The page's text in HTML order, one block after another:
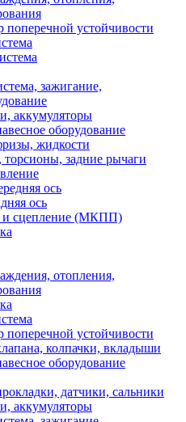
поперечной устойчивости
зажигание,
аккумуляторы
оборудование
жидкости
торсионы, задние рычаги
ось
ось
и сцепление (МКПП)
отопления,
поперечной устойчивости
колпачки, вкладыши
оборудование
датчики, сальники
аккумуляторы